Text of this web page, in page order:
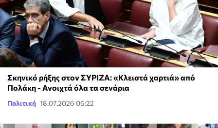
Σκηνικό ρήξης στον ΣΥΡΙΖΑ: «Κλειστά χαρτιά» από
Πολάκη - Ανοιχτά όλα τα σενάρια
Πολιτική 18.07.2026 06:22